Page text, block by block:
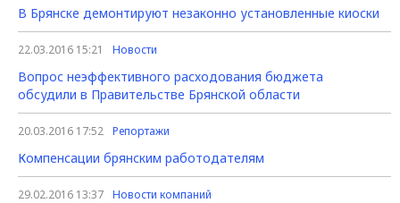
В Брянске демонтируют незаконно установленные киоски
22.03.2016 15:21 Новости
Вопрос неэффективного расходования бюджета
обсудили в Правительстве Брянской области
20.03.2016 17:52 Репортажи
Компенсации брянским работодателям
29.02.2016 13:37 Новости компаний